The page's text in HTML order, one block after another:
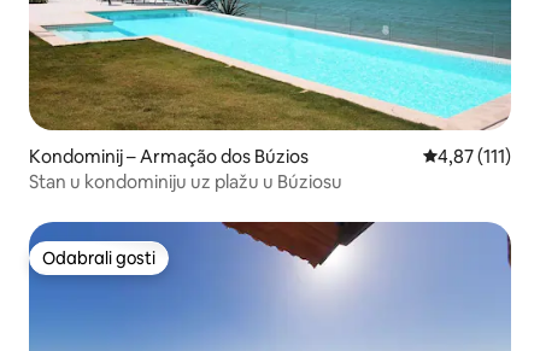
Kondominij – Armação dos Búzios Prosječna
4,87 (111)
Stan u kondominiju uz plažu u Búziosu
Odabrali gosti
Odabrali gosti